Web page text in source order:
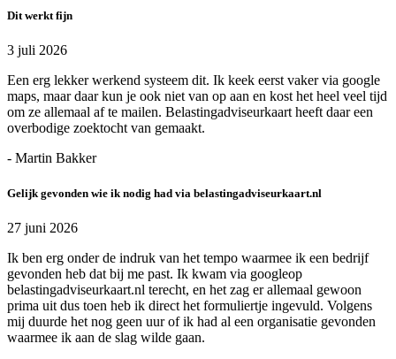
Dit werkt fijn
3 juli 2026
Een erg lekker werkend systeem dit. Ik keek eerst vaker via google
maps, maar daar kun je ook niet van op aan en kost het heel veel tijd
om ze allemaal af te mailen. Belastingadviseurkaart heeft daar een
overbodige zoektocht van gemaakt.
- Martin Bakker
Gelijk gevonden wie ik nodig had via belastingadviseurkaart.nl
27 juni 2026
Ik ben erg onder de indruk van het tempo waarmee ik een bedrijf
gevonden heb dat bij me past. Ik kwam via googleop
belastingadviseurkaart.nl terecht, en het zag er allemaal gewoon
prima uit dus toen heb ik direct het formuliertje ingevuld. Volgens
mij duurde het nog geen uur of ik had al een organisatie gevonden
waarmee ik aan de slag wilde gaan.